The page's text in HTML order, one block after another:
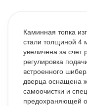
Каминная топка
стали толщиной 4
увеличена за счет
регулировка
встроенного
дверца оснащена
самоочистки и
предохраняющей